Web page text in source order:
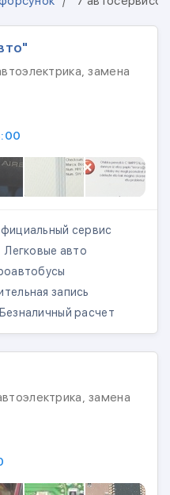
замена
сервис
Легковые авто
запись
Безналичный расчет
замена